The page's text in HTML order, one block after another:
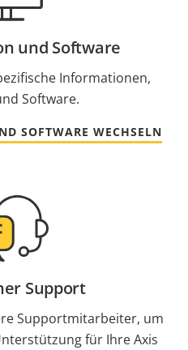
und Software
Informationen,
Software.
SOFTWARE WECHSELN
Support
Supportmitarbeiter, um
für Ihre Axis